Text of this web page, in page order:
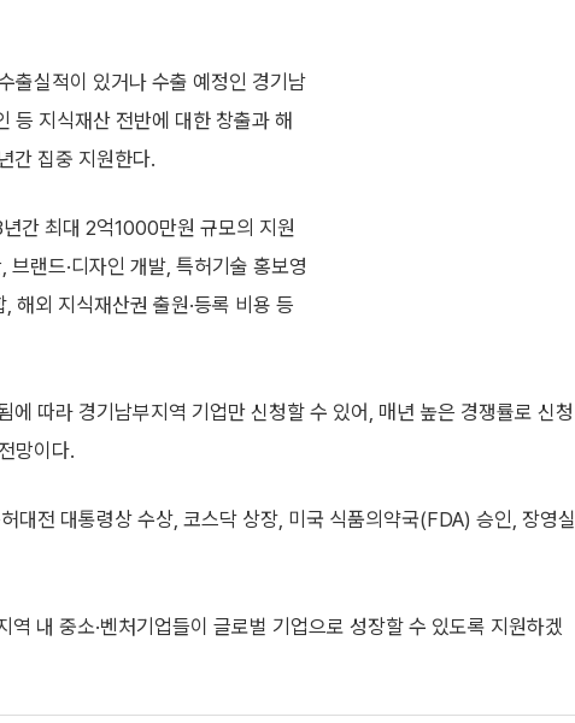
출실적이 있거나 수출 예정인 경기남
등 지식재산 전반에 대한 창출과 해
간 집중 지원한다.
간 최대 2억1000만원 규모의 지원
랜드·디자인 개발, 특허기술 홍보영
해외 지식재산권 출원·등록 비용 등
따라 경기남부지역 기업만 신청할 수 있어, 매년 높은 경쟁률로 신청
망이다.
대전 대통령상 수상, 코스닥 상장, 미국 식품의약국(FDA) 승인, 장영실
내 중소·벤처기업들이 글로벌 기업으로 성장할 수 있도록 지원하겠